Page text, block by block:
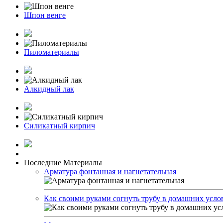
Шпон венге
Пиломатериалы
Алкидный лак
Силикатный кирпич
Последние Материалы
Арматура фонтанная и нагнетательная
Как своими руками согнуть трубу в домашних